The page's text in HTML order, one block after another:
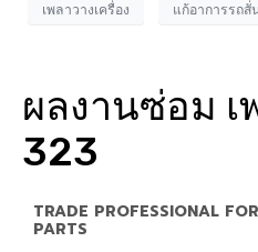
เพลาวางเครื่อง แก้อาการรถสั่
ผลงานซ่อม เ
323
TRADE PROFESSIONAL
PARTS